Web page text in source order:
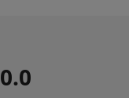
0.0